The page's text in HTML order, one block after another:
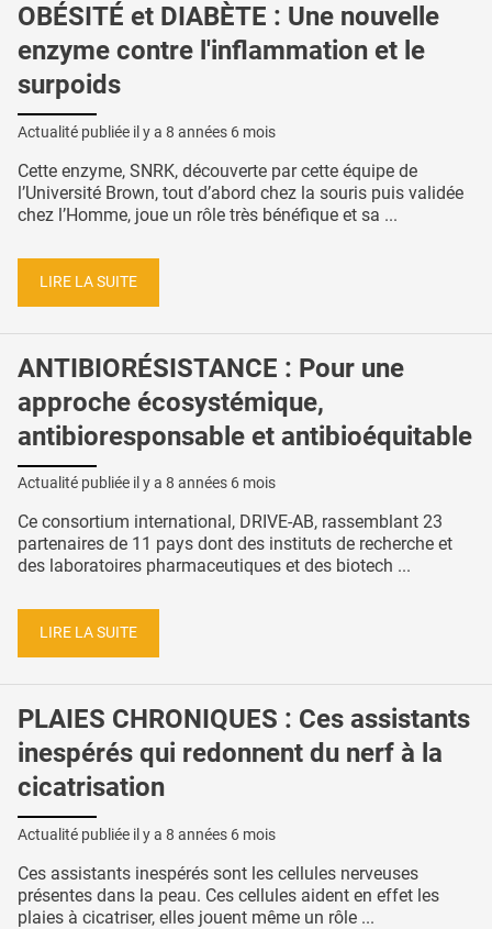
OBÉSITÉ et DIABÈTE : Une nouvelle
enzyme contre l'inflammation et le
surpoids
Actualité publiée il y a 8 années 6 mois
Cette enzyme, SNRK, découverte par cette équipe de
l’Université Brown, tout d’abord chez la souris puis validée
chez l’Homme, joue un rôle très bénéfique et sa ...
LIRE LA SUITE
ANTIBIORÉSISTANCE : Pour une
approche écosystémique,
antibioresponsable et antibioéquitable
Actualité publiée il y a 8 années 6 mois
Ce consortium international, DRIVE-AB, rassemblant 23
partenaires de 11 pays dont des instituts de recherche et
des laboratoires pharmaceutiques et des biotech ...
LIRE LA SUITE
PLAIES CHRONIQUES : Ces assistants
inespérés qui redonnent du nerf à la
cicatrisation
Actualité publiée il y a 8 années 6 mois
Ces assistants inespérés sont les cellules nerveuses
présentes dans la peau. Ces cellules aident en effet les
plaies à cicatriser, elles jouent même un rôle ...